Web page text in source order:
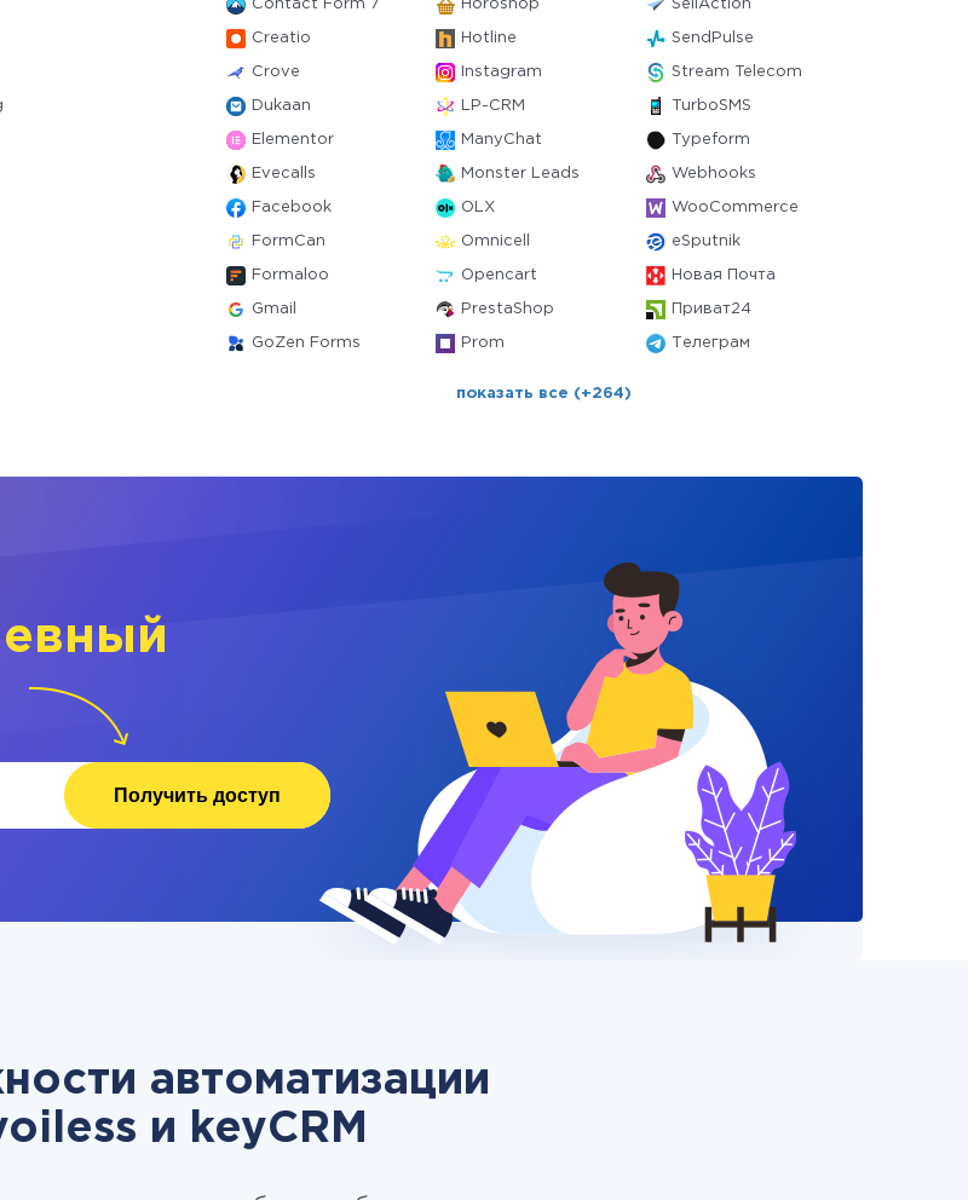
Contact Form 7 Horoshop SellAction
Creatio Hotline SendPulse
Crove Instagram Stream Telecom
Dukaan LP-CRM TurboSMS
Elementor ManyChat Typeform
Evecalls Monster Leads Webhooks
Facebook OLX WooCommerce
FormCan Omnicell eSputnik
Formaloo Opencart Новая Почта
Gmail PrestaShop Приват24
GoZen Forms Prom Телеграм
показать все (+264)
Получить доступ
автоматизации
и keyCRM